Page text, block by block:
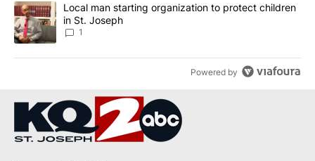
A trending article titled "Local man starting organization to
Local man starting organization to protect children
in St. Joseph
1
Powered by